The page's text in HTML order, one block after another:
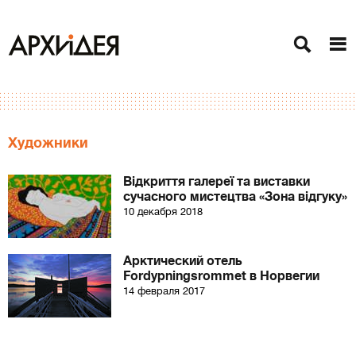
Художники
Відкриття галереї та виставки
сучасного мистецтва «Зона відгуку»
10 декабря 2018
Арктический отель
Fordypningsrommet в Норвегии
14 февраля 2017